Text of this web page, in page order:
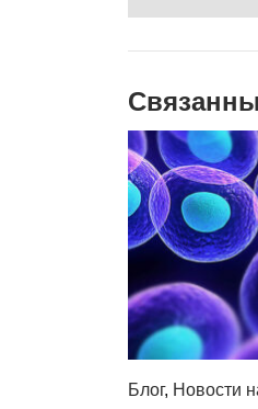
Блог, Новости